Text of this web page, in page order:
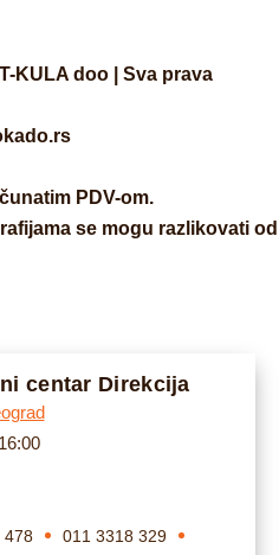
KULA doo | Sva prava
PDV-om.
se mogu razlikovati od
centar Direkcija
478
011 3318 329